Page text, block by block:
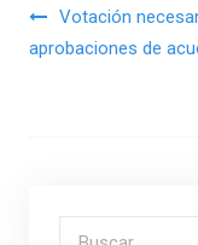
Votación
aprobaciones de
Buscar por: